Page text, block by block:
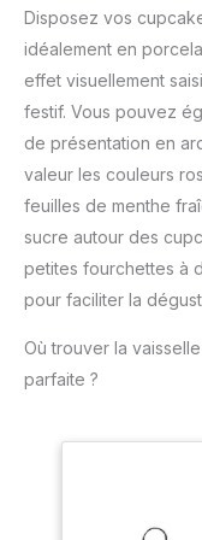
Disposez vos
idéalement en
effet visuellement
festif. Vous pouvez
de présentation en
valeur les couleurs
feuilles de menthe
sucre autour des
petites fourchettes à
pour faciliter la
Où trouver la
parfaite ?